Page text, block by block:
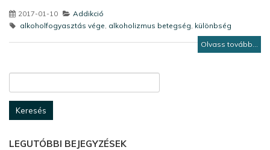
2017-01-10
Addikció
alkoholfogyasztás vége alkoholizmus betegség különbség
Olvass tovább...
LEGUTÓBBI BEJEGYZÉSEK